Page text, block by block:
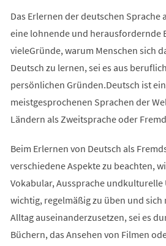
Das Erlernen der deutschen Sprache
eine lohnende und herausfordernde
vieleGründe, warum Menschen sich
Deutsch zu lernen, sei es aus
persönlichen Gründen.Deutsch ist
meistgesprochenen Sprachen der
Ländern als Zweitsprache oder
Beim Erlernen von Deutsch als
verschiedene Aspekte zu beachten,
Vokabular, Aussprache undkulturelle
wichtig, regelmäßig zu üben und sich
Alltag auseinanderzusetzen, sei es
Büchern, das Ansehen von Filmen